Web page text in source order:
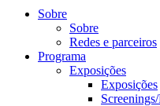
Sobre
Sobre
Redes e parceiros
Programa
Exposições
Exposições